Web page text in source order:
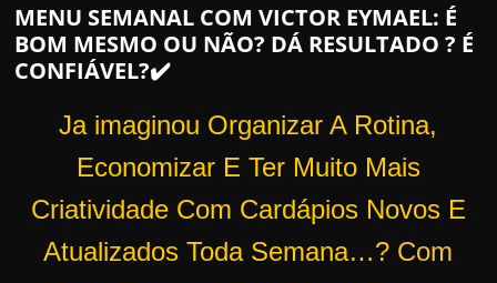
e
l
MENU SEMANAL COM VICTOR EYMAEL: É
BOM MESMO OU NÃO? DÁ RESULTADO ? É
CONFIÁVEL?✔️
Ja imaginou Organizar A Rotina,
Economizar E Ter Muito Mais
Criatividade Com Cardápios Novos E
Atualizados Toda Semana…? Com